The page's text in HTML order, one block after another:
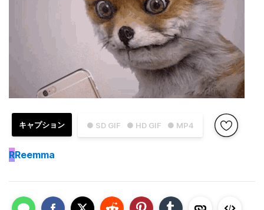
● SD GIF ● HD GIF ● MP4
キャプション
RReemma